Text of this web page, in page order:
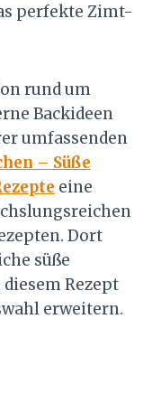
perfekte Zimt-
rund um
Backideen
umfassenden
– Süße
eine
Dort
süße
Rezept
erweitern.